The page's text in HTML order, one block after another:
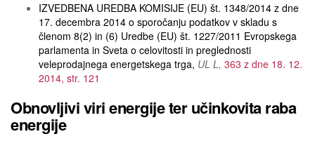
IZVEDBENA UREDBA KOMISIJE (EU) št. 1348/2014 z dne
17. decembra 2014 o sporočanju podatkov v skladu s
členom 8(2) in (6) Uredbe (EU) št. 1227/2011 Evropskega
parlamenta in Sveta o celovitosti in preglednosti
veleprodajnega energetskega trga UL L 363 z dne 18. 12.
2014, str. 121
Obnovljivi viri energije ter učinkovita raba
energije